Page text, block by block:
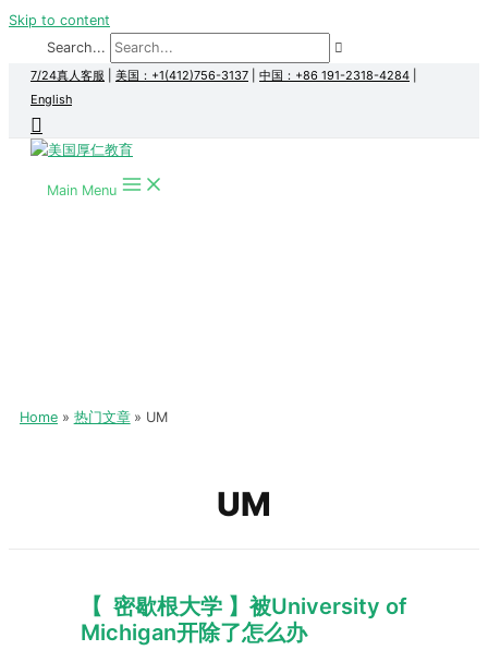
Skip to content
Search...
7/24真人客服 美国：+1(412)756-3137 中国：+86 191-2318-4284
English
Main Menu
Home 热门文章 UM
UM
【 密歇根大学 】被University of
Michigan开除了怎么办